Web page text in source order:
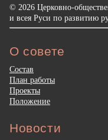
© 2026 Церковно-
и всея Руси по развитию
О совете
Состав
План работы
Проекты
Положение
Новости